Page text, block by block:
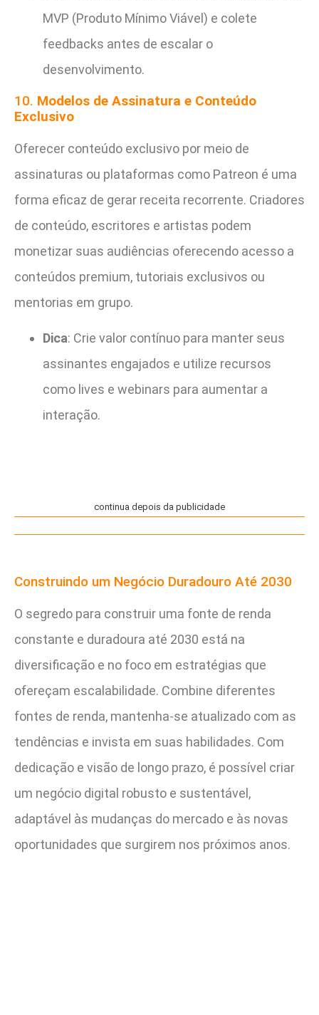
MVP (Produto Mínimo Viável) e colete
feedbacks antes de escalar o
desenvolvimento.
10. Modelos de Assinatura e Conteúdo
Exclusivo
Oferecer conteúdo exclusivo por meio de
assinaturas ou plataformas como Patreon é uma
forma eficaz de gerar receita recorrente. Criadores
de conteúdo, escritores e artistas podem
monetizar suas audiências oferecendo acesso a
conteúdos premium, tutoriais exclusivos ou
mentorias em grupo.
Dica: Crie valor contínuo para manter seus
assinantes engajados e utilize recursos
como lives e webinars para aumentar a
interação.
continua depois da publicidade
Construindo um Negócio Duradouro Até 2030
O segredo para construir uma fonte de renda
constante e duradoura até 2030 está na
diversificação e no foco em estratégias que
ofereçam escalabilidade. Combine diferentes
fontes de renda, mantenha-se atualizado com as
tendências e invista em suas habilidades. Com
dedicação e visão de longo prazo, é possível criar
um negócio digital robusto e sustentável,
adaptável às mudanças do mercado e às novas
oportunidades que surgirem nos próximos anos.